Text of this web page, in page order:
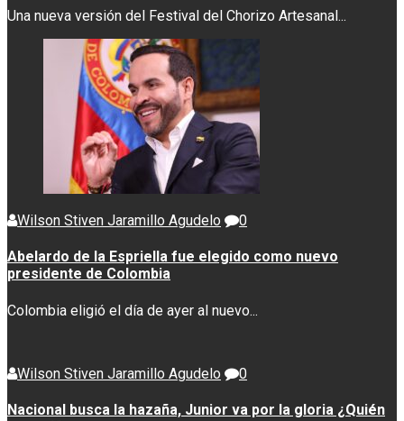
Una nueva versión del Festival del Chorizo Artesanal...
Wilson Stiven Jaramillo Agudelo 0
Abelardo de la Espriella fue elegido como nuevo
presidente de Colombia
Colombia eligió el día de ayer al nuevo...
Wilson Stiven Jaramillo Agudelo 0
Nacional busca la hazaña, Junior va por la gloria ¿Quién